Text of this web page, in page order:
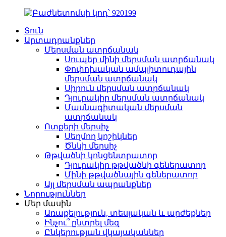
Տուն
Արտադրանքներ
Մերսման ատրճանակ
Սուպեր մինի մերսման ատրճանակ
Փոփոխական ամպլիտուդային
մերսման ատրճանակ
Սիրուն մերսման ատրճանակ
Դյուրակիր մերսման ատրճանակ
Մասնագիտական ​​մերսման
ատրճանակ
Ոտքերի մերսիչ
Սեղմող կոշիկներ
Ծնկի մերսիչ
Թթվածնի կոնցենտրատոր
Դյուրակիր թթվածնի գեներատոր
Մինի թթվածնային գեներատոր
Այլ մերսման ապրանքներ
Նորություններ
Մեր մասին
Առաքելություն, տեսլական և արժեքներ
Ինչու՞ ընտրել մեզ
Ընկերության վկայականներ